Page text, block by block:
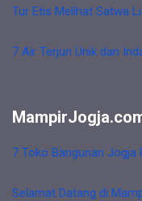
Tur Etis Melihat Satwa
7 Air Terjun Unik dan
7 Toko Bangunan Jogja
Selamat Datang di